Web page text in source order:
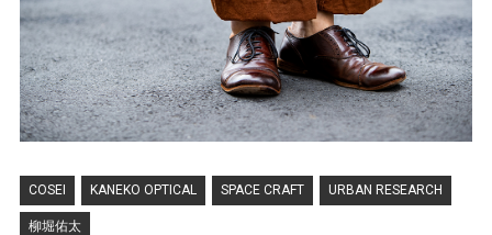
COSEI KANEKO OPTICAL SPACE CRAFT URBAN RESEARCH
柳堀佑太